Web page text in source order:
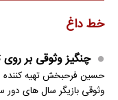
خط داغ
چنگیز وثوقی بر
حسین فرحبخش تهیه کننده
وثوقی بازیگر سال های دور